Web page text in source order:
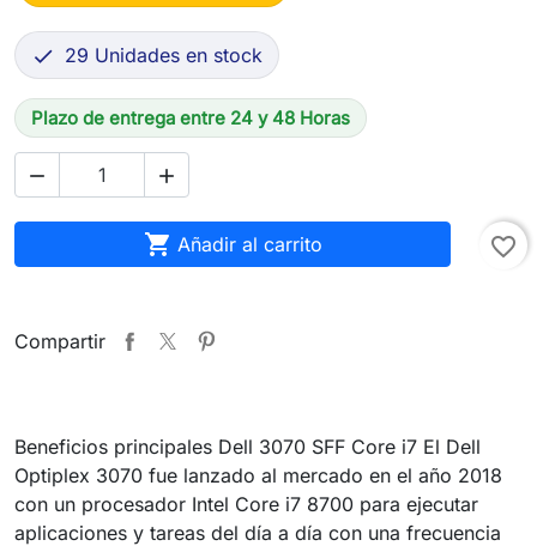
 29 Unidades en stock
Plazo de entrega entre 24 y 48 Horas
 
 Añadir al carrito favorite_border
Compartir
Beneficios principales Dell 3070 SFF Core i7 El Dell
Optiplex 3070 fue lanzado al mercado en el año 2018
con un procesador Intel Core i7 8700 para ejecutar
aplicaciones y tareas del día a día con una frecuencia